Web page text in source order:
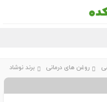
روغن های درمانی برند نوشاد